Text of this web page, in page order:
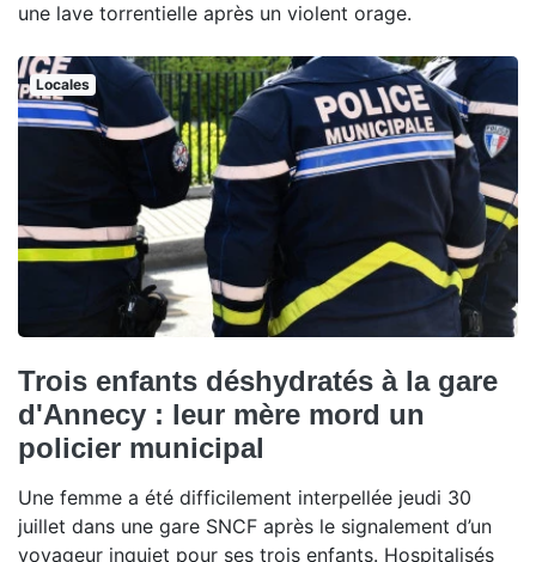
une lave torrentielle après un violent orage.
Locales
Trois enfants déshydratés à la gare
d'Annecy : leur mère mord un
policier municipal
Une femme a été difficilement interpellée jeudi 30
juillet dans une gare SNCF après le signalement d’un
voyageur inquiet pour ses trois enfants. Hospitalisés